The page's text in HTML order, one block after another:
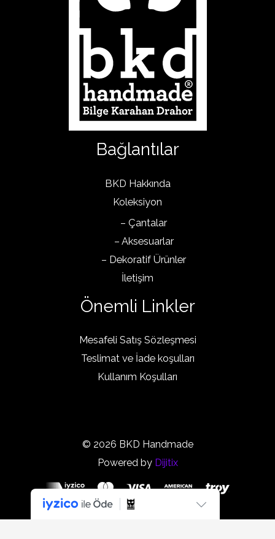
Bağlantılar
BKD Hakkında
Koleksiyon
– Çantalar
– Aksesuarlar
– Dekoratif Ürünler
İletişim
Önemli Linkler
Mesafeli Satış Sözleşmesi
Teslimat ve İade koşulları
Kullanım Koşulları
© 2026 BKD Handmade
Powered by Dijitix